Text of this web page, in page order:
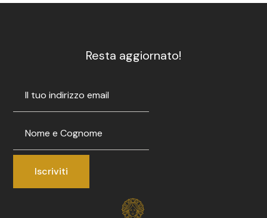
Resta aggiornato!